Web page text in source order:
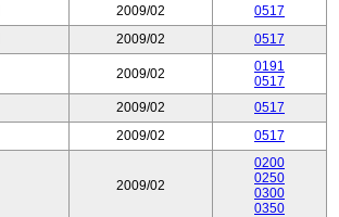
2009/02
0517
2009/02 0517
2009/02
0191
0517
2009/02
0517
2009/02 0517
2009/02
0200
0250
0300
0350